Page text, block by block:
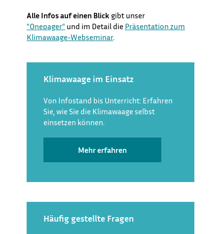
Alle Infos auf einen Blick gibt unser
"Onepager" und im Detail die Präsentation zum
Klimawaage-Webseminar.
Klimawaage im Einsatz
Von Infostand bis Unterricht: Erfahren
Sie, wie Sie die Klimawaage selbst
einsetzen können.
Mehr erfahren
Häufig gestellte Fragen